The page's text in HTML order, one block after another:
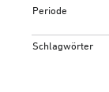
Periode
Schlagwörter